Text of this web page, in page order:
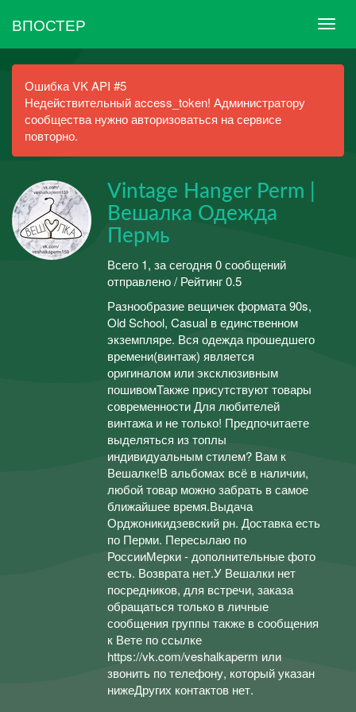
ВПОСТЕР
Ошибка VK API #5
Недействительный access_token! Администратору
сообщества нужно авторизоваться на сервисе
повторно.
Vintage Hanger Perm |
Вешалка Одежда
Пермь
Всего 1, за сегодня 0 сообщений
отправлено / Рейтинг 0.5
Разнообразие вещичек формата 90s,
Old School, Casual в единственном
экземпляре. Вся одежда прошедшего
времени(винтаж) является
оригиналом или эксклюзивным
пошивомТакже присутствуют товары
современности Для любителей
винтажа и не только! Предпочитаете
выделяться из топлы
индивидуальным стилем? Вам к
Вешалке!В альбомах всё в наличии,
любой товар можно забрать в самое
ближайшее время.Выдача
Орджоникидзевский рн. Доставка есть
по Перми. Пересылаю по
РоссииМерки - дополнительные фото
есть. Возврата нет.У Вешалки нет
посредников, для встречи, заказа
обращаться только в личные
сообщения группы также в сообщения
к Вете по ссылке
https://vk.com/veshalkaperm или
звонить по телефону, который указан
нижеДругих контактов нет.